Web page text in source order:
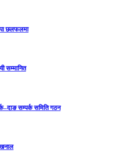
छलफलमा
सम्मानित
सम्पर्क समिति गठन